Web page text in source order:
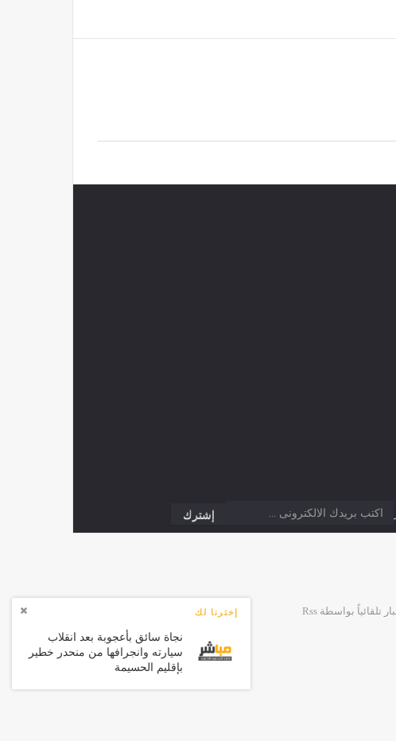
إخترنا لك
نجاة سائق بأعجوبة بعد انقلاب
سيارته وانجرافها من منحدر خطير
بإقليم الحسيمة